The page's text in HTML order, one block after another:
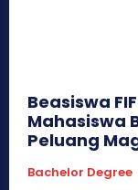
Beasiswa
Mahasiswa
Peluang
Bachelor Degree